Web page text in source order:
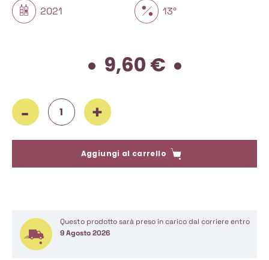
2021 13°
9,60 €
Cusumano, Syrah 2021, 750 ml quantità
Aggiungi al carrello
Questo prodotto sarà preso in carico dal corriere entro
9 Agosto 2026